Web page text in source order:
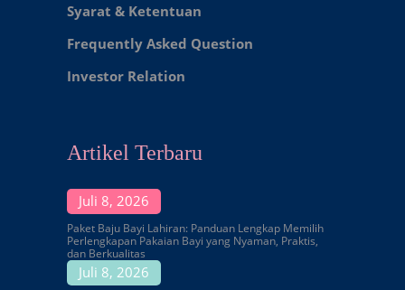
Syarat & Ketentuan
Frequently Asked Question
Investor Relation
Artikel Terbaru
Juli 8, 2026
Paket Baju Bayi Lahiran: Panduan Lengkap Memilih
Perlengkapan Pakaian Bayi yang Nyaman, Praktis,
dan Berkualitas
Juli 8, 2026